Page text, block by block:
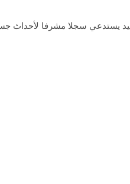
يستدعي سجلا مشرفا لأحداث